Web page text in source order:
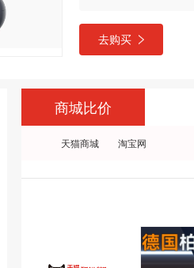
去购买
商城比价
天猫商城 淘宝网